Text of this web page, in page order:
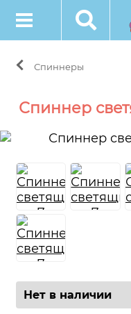
Спиннеры
Спиннер
Нет в наличии